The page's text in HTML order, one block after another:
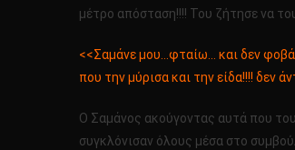
μέτρο απόσταση!!!! Του ζήτησε να
<<Σαμάνε μου…φταίω… και δεν
που την μύρισα και την είδα!!!! δεν
Ο Σαμάνος ακούγοντας αυτά που
συγκλόνισαν όλους μέσα στο